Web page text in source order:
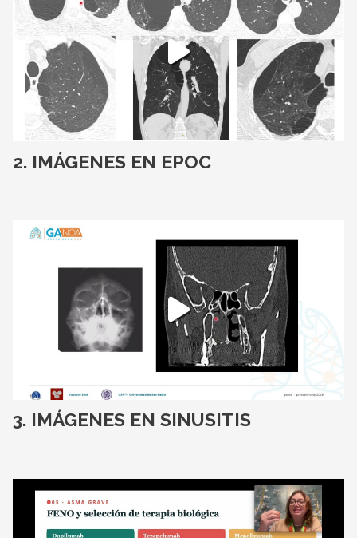
IMÁGENES EN EPOC
IMÁGENES EN SINUSITIS